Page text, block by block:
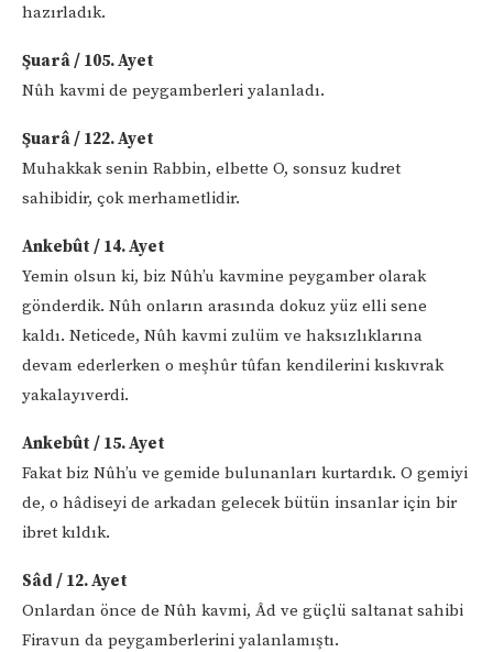
hazırladık.
Şuarâ / 105. Ayet
Nûh kavmi de peygamberleri yalanladı.
Şuarâ / 122. Ayet
Muhakkak senin Rabbin, elbette O, sonsuz kudret
sahibidir, çok merhametlidir.
Ankebût / 14. Ayet
Yemin olsun ki, biz Nûh’u kavmine peygamber olarak
gönderdik. Nûh onların arasında dokuz yüz elli sene
kaldı. Neticede, Nûh kavmi zulüm ve haksızlıklarına
devam ederlerken o meşhûr tûfan kendilerini kıskıvrak
yakalayıverdi.
Ankebût / 15. Ayet
Fakat biz Nûh’u ve gemide bulunanları kurtardık. O gemiyi
de, o hâdiseyi de arkadan gelecek bütün insanlar için bir
ibret kıldık.
Sâd / 12. Ayet
Onlardan önce de Nûh kavmi, Âd ve güçlü saltanat sahibi
Firavun da peygamberlerini yalanlamıştı.